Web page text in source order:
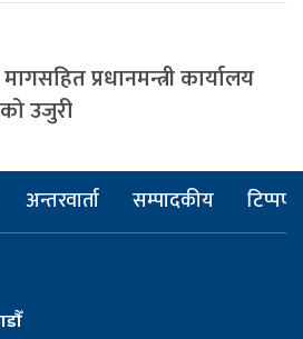
प्रधानमन्त्री कार्यालय
उजुरी
अन्तरवार्ता सम्पादकीय टिप्पणी